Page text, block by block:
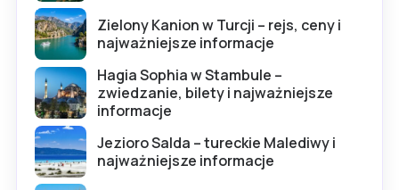
Zielony Kanion w Turcji – rejs, ceny i
najważniejsze informacje
Hagia Sophia w Stambule –
zwiedzanie, bilety i najważniejsze
informacje
Jezioro Salda – tureckie Malediwy i
najważniejsze informacje